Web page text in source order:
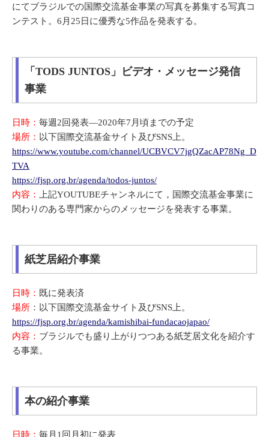
にてブラジルでの国際交流基金事業の写真を募集する写真コ
ンテスト。6月25日に優秀な5作品を発表する。
「TODS JUNTOS」ビデオ・メッセージ発信
事業
日時： 毎週2回発表―2020年7月頃までの予定
場所： 以下国際交流基金サイト及びSNS上。
https://www.youtube.com/channel/UCBVCV7jgQZacAP78Ng_D
TVA
https://fjsp.org.br/agenda/todos-juntos/
内容： 上記YOUTUBEチャンネルにて，国際交流基金事業に
関わりのある専門家からのメッセージを発表する事業。
紙芝居紹介事業
日時： 既に発表済
場所 ：以下国際交流基金サイト及びSNS上。
https://fjsp.org.br/agenda/kamishibai-fundacaojapao/
内容： ブラジルでも盛り上がりつつある紙芝居文化を紹介す
る事業。
本の紹介事業
日時： 毎月1回月初に発表